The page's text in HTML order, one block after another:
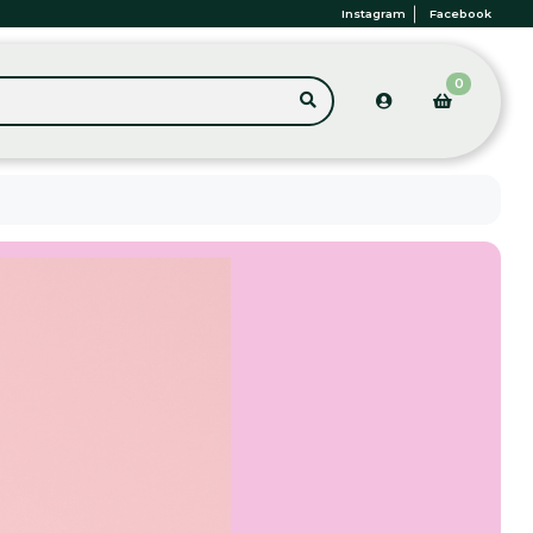
Instagram Facebook
0